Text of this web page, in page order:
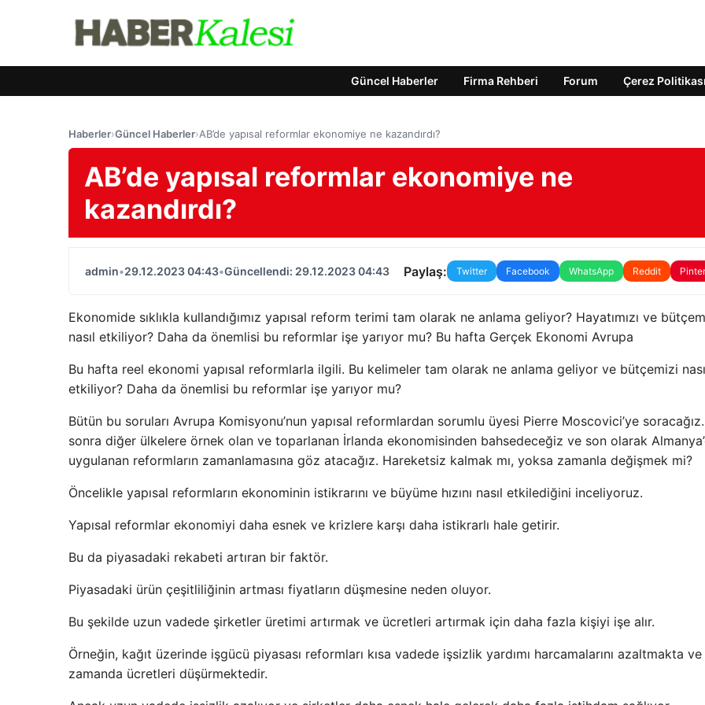
Güncel Haberler Firma Rehberi Forum Çerez Politikası
Haberler›Güncel Haberler›AB’de yapısal reformlar ekonomiye ne kazandırdı?
AB’de yapısal reformlar ekonomiye ne
kazandırdı?
admin•29.12.2023 04:43•Güncellendi: 29.12.2023 04:43 Paylaş: Twitter Facebook WhatsApp Reddit
Ekonomide sıklıkla kullandığımız yapısal reform terimi tam olarak ne anlama geliyor? Hayatımızı ve
nasıl etkiliyor? Daha da önemlisi bu reformlar işe yarıyor mu? Bu hafta Gerçek Ekonomi Avrupa
Bu hafta reel ekonomi yapısal reformlarla ilgili. Bu kelimeler tam olarak ne anlama geliyor ve bütçemizi
etkiliyor? Daha da önemlisi bu reformlar işe yarıyor mu?
Bütün bu soruları Avrupa Komisyonu’nun yapısal reformlardan sorumlu üyesi Pierre Moscovici’ye
sonra diğer ülkelere örnek olan ve toparlanan İrlanda ekonomisinden bahsedeceğiz ve son olarak
uygulanan reformların zamanlamasına göz atacağız. Hareketsiz kalmak mı, yoksa zamanla değişmek mi?
Öncelikle yapısal reformların ekonominin istikrarını ve büyüme hızını nasıl etkilediğini inceliyoruz.
Yapısal reformlar ekonomiyi daha esnek ve krizlere karşı daha istikrarlı hale getirir.
Bu da piyasadaki rekabeti artıran bir faktör.
Piyasadaki ürün çeşitliliğinin artması fiyatların düşmesine neden oluyor.
Bu şekilde uzun vadede şirketler üretimi artırmak ve ücretleri artırmak için daha fazla kişiyi işe alır.
Örneğin, kağıt üzerinde işgücü piyasası reformları kısa vadede işsizlik yardımı harcamalarını azaltmakta ve
zamanda ücretleri düşürmektedir.